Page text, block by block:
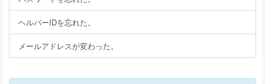
ヘルパーIDを忘れた。
メールアドレスが変わった。